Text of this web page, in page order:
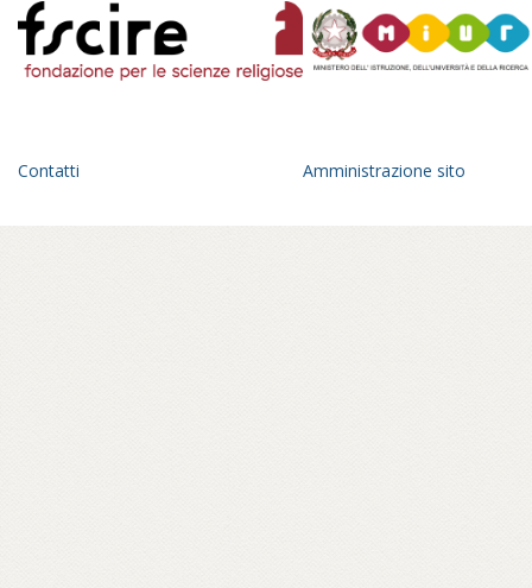
Contatti Amministrazione sito